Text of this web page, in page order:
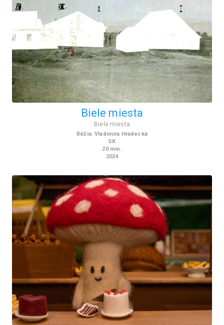
Biele miesta
Biele miesta
Réžia: Vl​adimíra Hradecká
SK
20 min.
2024